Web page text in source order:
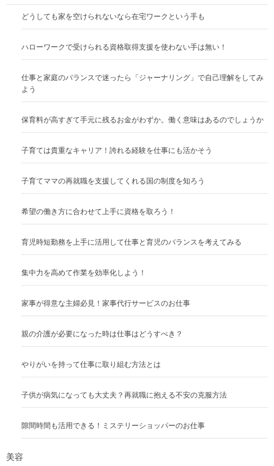
どうしても家を空けられないなら在宅ワークという手も
ハローワークで受けられる資格取得支援を使わない手は無い！
仕事と家庭のバランスで迷ったら「ジャーナリング」で自己理解をしてみ
よう
保育料が高すぎて手元に残るお金がわずか。働く意味はあるのでしょうか
子育ては貴重なキャリア！誇れる経験を仕事にも活かそう
子育てママの再就職を支援してくれる国の制度を知ろう
希望の働き方に合わせて上手に資格を取ろう！
育児時短勤務を上手に活用して仕事と育児のバランスを考えてみる
集中力を高めて作業を効率化しよう！
家事が得意な主婦必見！家事代行サービスのお仕事
親の介護が必要になった時は仕事はどうすべき？
やりがいを持って仕事に取り組む方法とは
子供が病気になっても大丈夫？再就職に抱える不安の克服方法
隙間時間も活用できる！ミステリーショッパーのお仕事
美容